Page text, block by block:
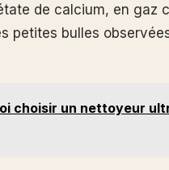
de calcium, en gaz
petites bulles
choisir un nettoyeur